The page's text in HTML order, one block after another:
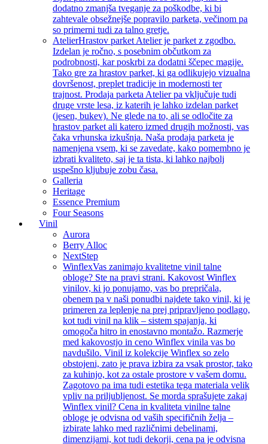
dodatno zmanjša tveganje za poškodbe, ki bi
zahtevale obsežnejše popravilo parketa, večinom pa
so primerni tudi za talno gretje.
AtelierHrastov parket Atelier je parket z zgodbo.
Izdelan je ročno, s posebnim občutkom za
podrobnosti, kar poskrbi za dodatni ščepec magije.
Tako gre za hrastov parket, ki ga odlikujejo vizualna
dovršenost, preplet tradicije in modernosti ter
trajnost. Prodaja parketa Atelier pa vključuje tudi
druge vrste lesa, iz katerih je lahko izdelan parket
(jesen, bukev). Ne glede na to, ali se odločite za
hrastov parket ali katero izmed drugih možnosti, vas
čaka vrhunska izkušnja. Naša prodaja parketa je
namenjena vsem, ki se zavedate, kako pomembno je
izbrati kvaliteto, saj je ta tista, ki lahko najbolj
uspešno kljubuje zobu časa.
Galleria
Heritage
Essence Premium
Four Seasons
Vinil
Aurora
Berry Alloc
NextStep
WinflexVas zanimajo kvalitetne vinil talne
obloge? Ste na pravi strani. Kakovost Winflex
vinilov, ki jo ponujamo, vas bo prepričala,
obenem pa v naši ponudbi najdete tako vinil, ki je
primeren za leplenje na prej pripravljeno podlago,
kot tudi vinil na klik – sistem spajanja, ki
omogoča hitro in enostavno montažo. Razmerje
med kakovostjo in ceno Winflex vinila vas bo
navdušilo. Vinil iz kolekcije Winflex so zelo
obstojeni, zato je prava izbira za vsak prostor, tako
za kuhinjo, kot za ostale prostore v vašem domu.
Zagotovo pa ima tudi estetika tega materiala velik
vpliv na priljubljenost. Se morda sprašujete zakaj
Winflex vinil? Cena in kvaliteta vinilne talne
obloge je odvisna od vaših specifičnih želja –
izbirate lahko med različnimi debelinami,
dimenzijami, kot tudi dekorji, cena pa je odvisna